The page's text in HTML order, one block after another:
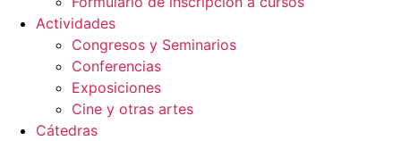
Actividades
Congresos y Seminarios
Conferencias
Exposiciones
Cine y otras artes
Cátedras